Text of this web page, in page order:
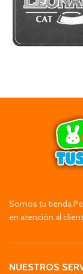
Somos tu tienda
en atención al
NUESTROS